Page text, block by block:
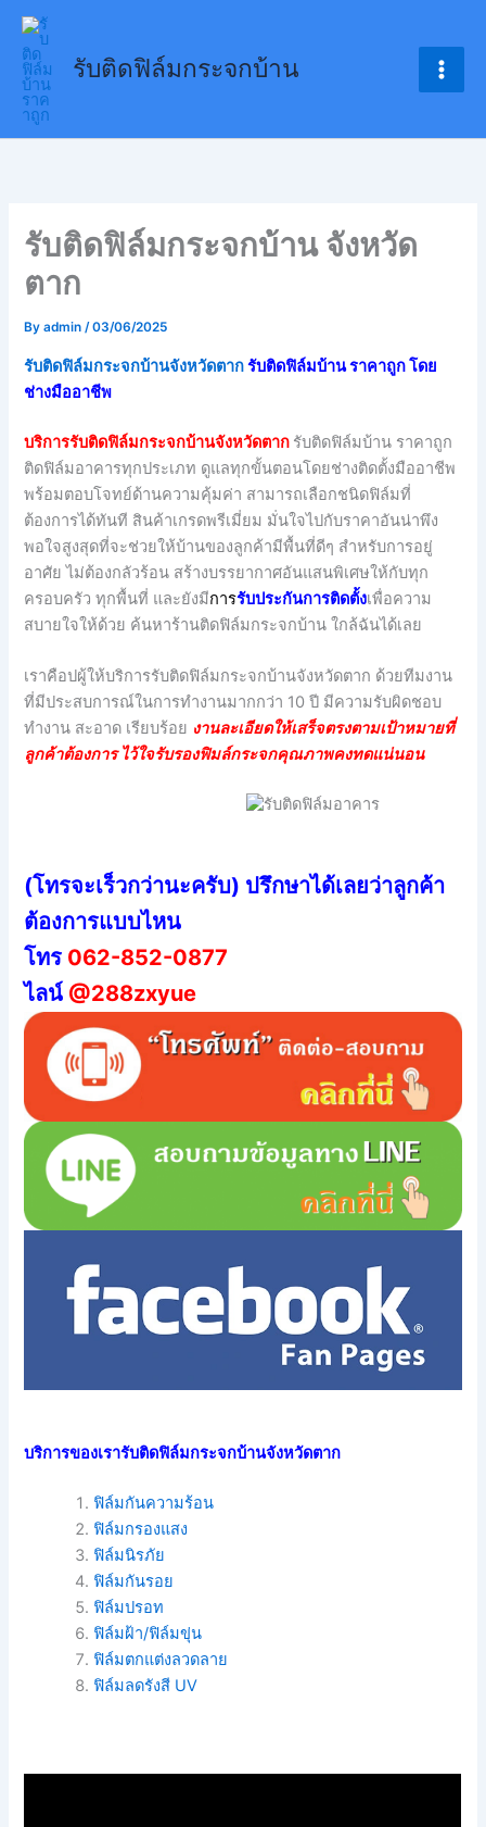
Skip
content
รับติดฟิล์มกระจกบ้าน
รับติดฟิล์มกระจกบ้าน จังหวัด
ตาก
Byadmin/03/06/2025
รับติดฟิล์มกระจกบ้านจังหวัดตากรับติดฟิล์มบ้าน ราคาถูก โดย
ช่างมืออาชีพ
บริการรับติดฟิล์มกระจกบ้านจังหวัดตาก รับติดฟิล์มบ้าน ราคาถูก
ติดฟิล์มอาคารทุกประเภท ดูแลทุกขั้นตอนโดยช่างติดตั้งมืออาชีพ
พร้อมตอบโจทย์ด้านความคุ้มค่า สามารถเลือกชนิดฟิล์มที่
ต้องการได้ทันที สินค้าเกรดพรีเมี่ยม มั่นใจไปกับราคาอันน่าพึง
พอใจสูงสุดที่จะช่วยให้บ้านของลูกค้ามีพื้นที่ดีๆ สำหรับการอยู่
อาศัย ไม่ต้องกลัวร้อน สร้างบรรยากาศอันแสนพิเศษให้กับทุก
ครอบครัว ทุกพื้นที่ และยังมีการรับประกันการติดตั้งเพื่อความ
สบายใจให้ด้วย ค้นหาร้านติดฟิล์มกระจกบ้าน ใกล้ฉันได้เลย
เราคือปผู้ให้บริการรับติดฟิล์มกระจกบ้านจังหวัดตาก ด้วยทีมงาน
ที่มีประสบการณ์ในการทำงานมากกว่า 10 ปี มีความรับผิดชอบ
ทำงาน สะอาด เรียบร้อย งานละเอียดให้เสร็จตรงตามเป้าหมายที่
ลูกค้าต้องการ ไว้ใจรับรองฟิมล์กระจกคุณภาพคงทดแน่นอน
(โทรจะเร็วกว่านะครับ) ปรึกษาได้เลยว่าลูกค้า
ต้องการแบบไหน
โทร 062-852-0877
ไลน์ @288zxyue
บริการของเรารับติดฟิล์มกระจกบ้านจังหวัดตาก
ฟิล์มกันความร้อน
ฟิล์มกรองแสง
ฟิล์มนิรภัย
ฟิล์มกันรอย
ฟิล์มปรอท
ฟิล์มฝ้า/ฟิล์มขุ่น
ฟิล์มตกแต่งลวดลาย
ฟิล์มลดรังสี UV